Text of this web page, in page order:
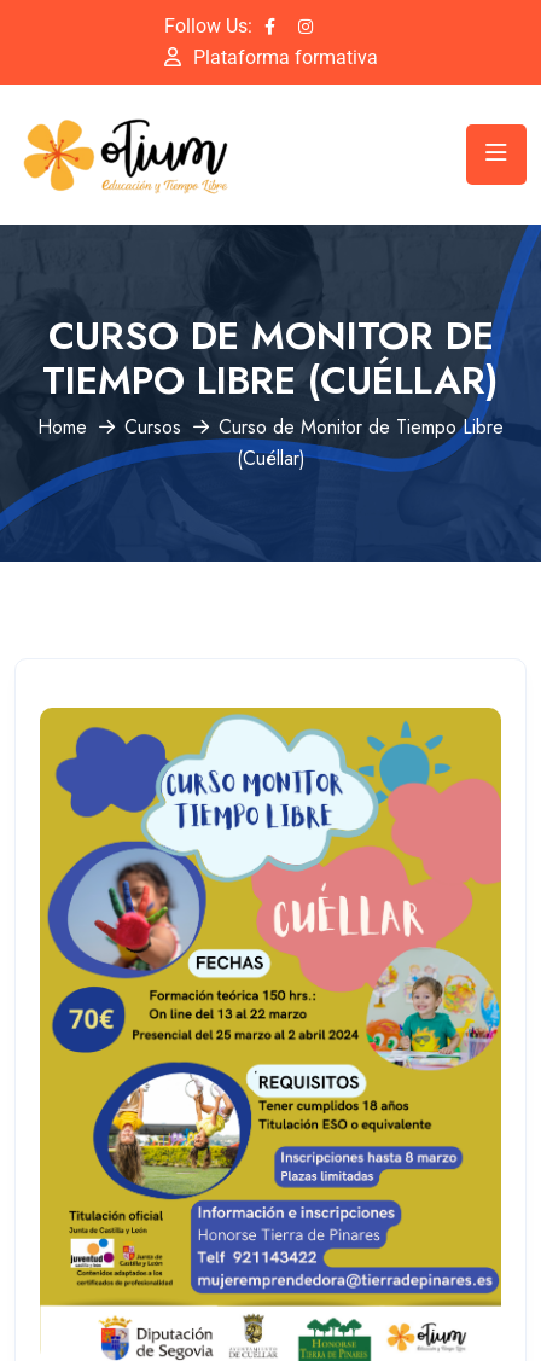
Follow Us:
Plataforma formativa
CURSO DE MONITOR DE
TIEMPO LIBRE (CUÉLLAR)
Home Cursos
Curso de Monitor de Tiempo Libre
(Cuéllar)